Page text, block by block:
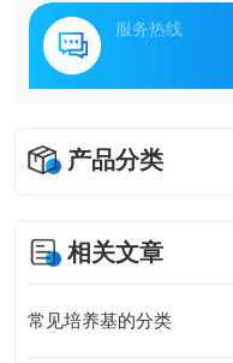
服务热线
产品分类
相关文章
常见培养基的分类